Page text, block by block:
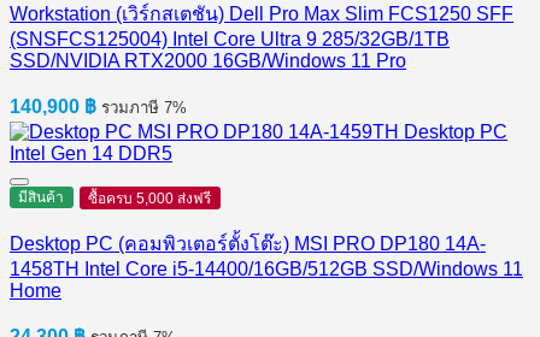
Workstation (เวิร์กสเตชัน) Dell Pro Max Slim FCS1250 SFF
(SNSFCS125004) Intel Core Ultra 9 285/32GB/1TB
SSD/NVIDIA RTX2000 16GB/Windows 11 Pro
140,900 ฿ รวมภาษี 7%
มีสินค้า ซื้อครบ 5,000 ส่งฟรี
Desktop PC (คอมพิวเตอร์ตั้งโต๊ะ) MSI PRO DP180 14A-
1458TH Intel Core i5-14400/16GB/512GB SSD/Windows 11
Home